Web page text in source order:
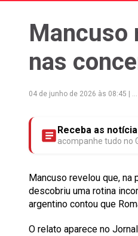
Mancuso
nas
04 de junho de 2026 às 08:45 ...
Receba as
acompanhe tudo no
Mancuso revelou que, na
descobriu uma rotina
argentino contou que
O relato aparece no